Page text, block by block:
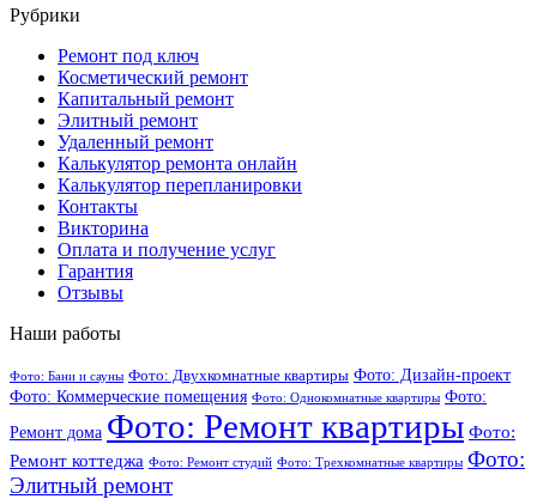
Рубрики
Ремонт под ключ
Косметический ремонт
Капитальный ремонт
Элитный ремонт
Удаленный ремонт
Калькулятор ремонта онлайн
Калькулятор перепланировки
Контакты
Викторина
Оплата и получение услуг
Гарантия
Отзывы
Наши работы
Фото: Бани и сауны Фото: Двухкомнатные квартиры Фото: Дизайн-проект
Фото: Коммерческие помещения Фото: Однокомнатные квартиры Фото:
Ремонт дома Фото: Ремонт квартиры Фото:
Ремонт коттеджа Фото: Ремонт студий Фото: Трехкомнатные квартиры Фото:
Элитный ремонт